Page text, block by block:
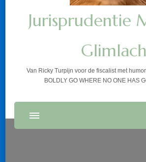
Jurisprudentie
Glimlach
Van Ricky Turpijn voor de fiscalist met
BOLDLY GO WHERE NO ONE HAS